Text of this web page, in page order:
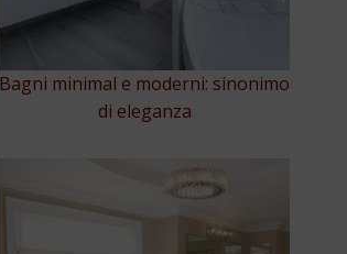
Bagni minimal e moderni: sinonimo
di eleganza